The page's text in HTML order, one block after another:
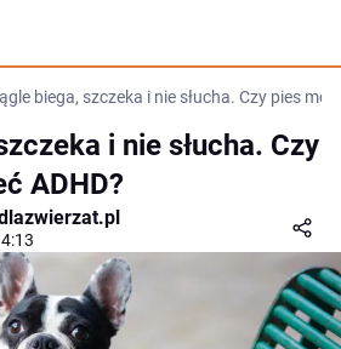
biega, szczeka i nie słucha. Czy pies
i nie słucha. Czy
ADHD?